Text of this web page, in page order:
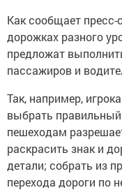
Как сообщает пресс-
дорожках разного
предложат
пассажиров и
Так, например,
выбрать правильный
пешеходам
раскрасить знак и
детали; собрать из
перехода дороги по